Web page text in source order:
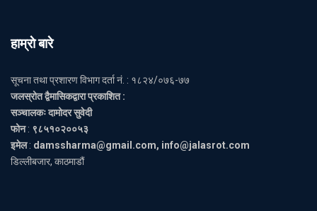
हाम्राे बारे
सूचना तथा प्रशारण विभाग दर्ता नं. : १८२४/०७६-७७
जलस्रोत द्वैमासिकद्वारा प्रकाशित :
सञ्चालकः दामोदर सुवेदी
फोन: ९८५१०२००५३
इमेल: damssharma@gmail.com, info@jalasrot.com
डिल्लीबजार, काठमाडौं